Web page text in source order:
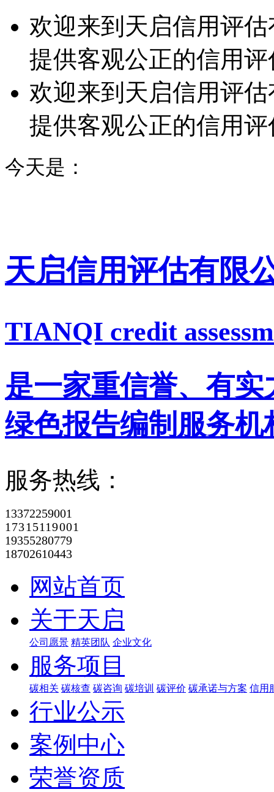
欢迎来到天启信用评
提供客观公正的信用
欢迎来到天启信用评
提供客观公正的信用
今天是：
天启信用评估有限
TIANQI credit
是一家重信誉、有
绿色报告编制服务机
服务热线：
13372259001
17315119001
19355280779
18702610443
网站首页
关于天启
公司愿景 精英团队 企业文化
服务项目
碳相关 碳核查 碳咨询 碳培训 碳评价 碳承诺与方案 信用
行业公示
案例中心
荣誉资质